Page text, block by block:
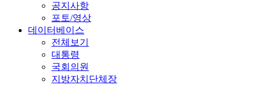
공지사항
포토/영상
데이터베이스
전체보기
대통령
국회의원
지방자치단체장